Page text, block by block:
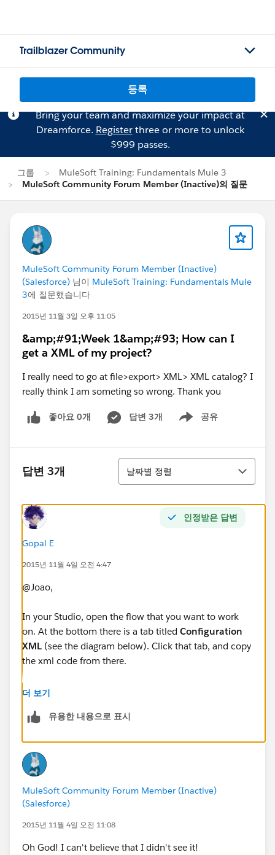
Trailblazer Community
등록
Bring your team and maximize your impact at
Dreamforce. Registerthree or more to unlock
$999 passes.
그룹
MuleSoft Training: Fundamentals Mule 3
MuleSoft Community Forum Member (Inactive)의 질문
MuleSoft Community Forum Member (Inactive)
(Salesforce) 님이 MuleSoft Training: Fundamentals Mule
3에 질문했습니다
2015년 11월 3일 오후 11:05
&amp;#91;Week 1&amp;#93; How can I
get a XML of my project?
I really need to go at file>export> XML> XML catalog? I
really think I am someting so wrong. Thank you
좋아요 0개 답변 3개 공유
Show menu
답변 3개
정렬
날짜별 정렬
인정받은 답변
Gopal E
2015년 11월 4일 오전 4:47
@Joao,
In your Studio, open the flow that you want to work
on. At the bottom there is a tab titled Configuration
XML (see the diagram below). Click that tab, and copy
the xml code from there.
Good luck,
-gopal
더 보기
유용한 내용으로 표시
MuleSoft Community Forum Member (Inactive)
(Salesforce)
2015년 11월 4일 오전 11:08
Oh God! I can't believe that I didn't see it!